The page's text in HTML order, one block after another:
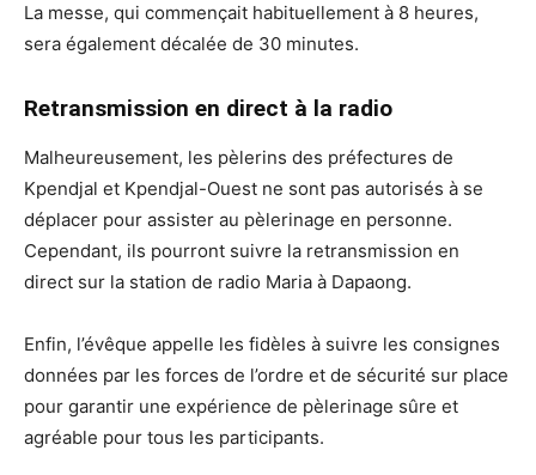
La messe, qui commençait habituellement à 8 heures,
sera également décalée de 30 minutes.
Retransmission en direct à la radio
Malheureusement, les pèlerins des préfectures de
Kpendjal et Kpendjal-Ouest ne sont pas autorisés à se
déplacer pour assister au pèlerinage en personne.
Cependant, ils pourront suivre la retransmission en
direct sur la station de radio Maria à Dapaong.
Enfin, l’évêque appelle les fidèles à suivre les consignes
données par les forces de l’ordre et de sécurité sur place
pour garantir une expérience de pèlerinage sûre et
agréable pour tous les participants.